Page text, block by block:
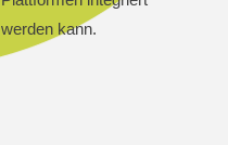
werden kann.